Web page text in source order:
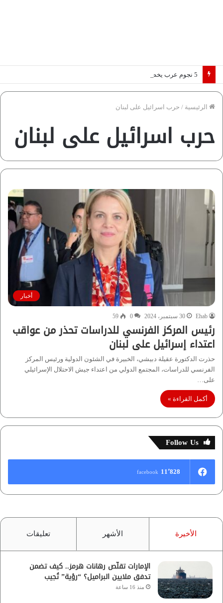
الرئيسية / حرب اسرائيل على لبنان
حرب اسرائيل على لبنان
أخبار
Ehab 30 سبتمبر، 2024 0
59
رئيس المركز الفرنسي للدراسات تحذر من عواقب
اعتداء إسرائيل على لبنان
حذرت الدكتورة عقيلة دبيشي، الخبيرة في الشئون الدولية ورئيس المركز
الفرنسي للدراسات، المجتمع الدولي من اعتداء جيش الاحتلال الإسرائيلي
على…
أكمل القراءة »
Follow Us
11٬828 facebook
الأخيرة الأشهر تعليقات
الإمارات تقلّص رهانات هرمز.. كيف تضمن
تدفق ملايين البراميل؟ “رؤية” تُجيب
منذ 16 ساعة